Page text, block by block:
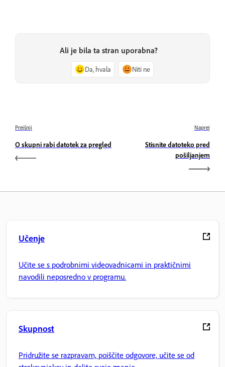
Ali je bila ta stran uporabna?
Da, hvala Niti ne
Prejšnji
O skupni rabi datotek za pregled
Naprej
Stisnite datoteko pred
pošiljanjem
Učenje
Učite se s podrobnimi videovadnicami in praktičnimi
navodili neposredno v programu.
Skupnost
Pridružite se razpravam, poiščite odgovore, učite se od